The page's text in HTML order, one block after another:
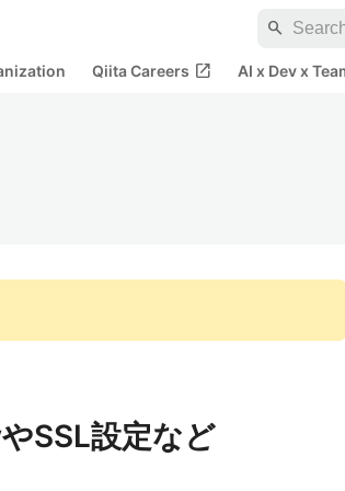
search
Qiita Careers open_in_new AI x Dev x
SSL設定など